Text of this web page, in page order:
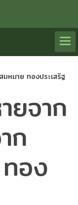
หมาย ทองประเสริฐ
จาก
ก
อง